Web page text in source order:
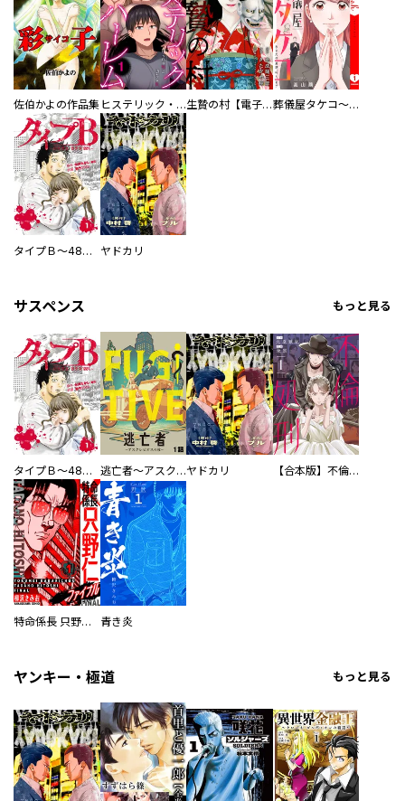
佐伯かよの作品集 ヒステリック・ハーレム～搾られる男と堕ちる女～【電子単行本版】 生贄の村【電子単行本版】 葬儀屋タケコ～あなたの最期、叶えます【電子単行本版】
タイプＢ～48時間後、致死率100％～【単話】 ヤドカリ
サスペンス もっと見る
タイプＢ～48時間後、致死率100％～【単話】 逃亡者～アスクレピオスの杖～ヤドカリ 【合本版】不倫処刑
特命係長 只野仁ファイナル 愛蔵版 青き炎
ヤンキー・極道 もっと見る